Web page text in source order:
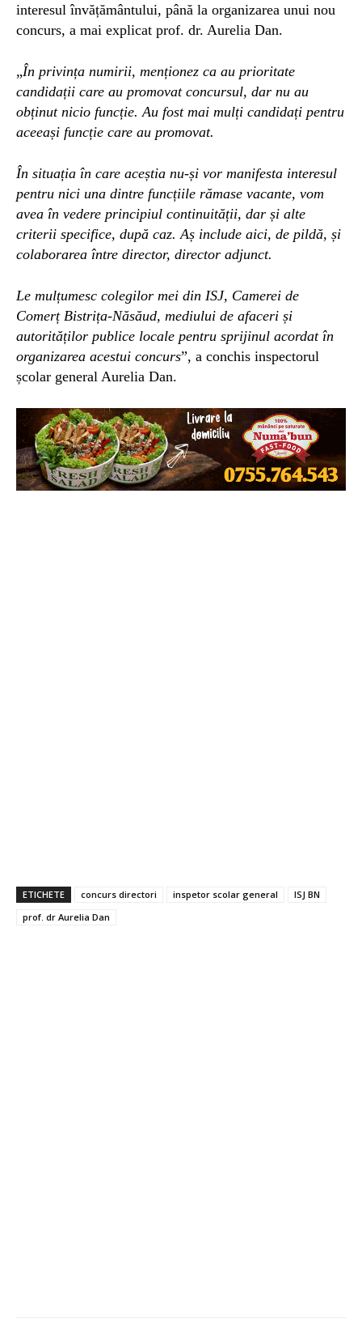
interesul învățământului, până la organizarea unui nou
concurs, a mai explicat prof. dr. Aurelia Dan.
„În privința numirii, menționez ca au prioritate
candidații care au promovat concursul, dar nu au
obținut nicio funcție. Au fost mai mulți candidați pentru
aceeași funcție care au promovat.
În situația în care aceștia nu-și vor manifesta interesul
pentru nici una dintre funcțiile rămase vacante, vom
avea în vedere principiul continuității, dar și alte
criterii specifice, după caz. Aș include aici, de pildă, și
colaborarea între director, director adjunct.
Le mulțumesc colegilor mei din ISJ, Camerei de
Comerț Bistrița-Năsăud, mediului de afaceri și
autorităților publice locale pentru sprijinul acordat în
organizarea acestui concurs”, a conchis inspectorul
școlar general Aurelia Dan.
ETICHETE concurs directori inspetor scolar general
ISJ BN
prof. dr Aurelia Dan